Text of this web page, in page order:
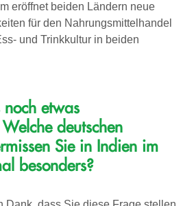
eröffnet beiden Ländern neue
für den Nahrungsmittelhandel
und Trinkkultur in beiden
noch etwas
Welche deutschen
Sie in Indien im
besonders?